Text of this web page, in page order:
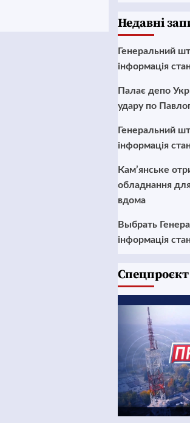
Недавні
Генеральний
інформація
Палає депо
удару по
Генеральний
інформація
Кам’янське
обладнання
вдома
Выбрать
інформація